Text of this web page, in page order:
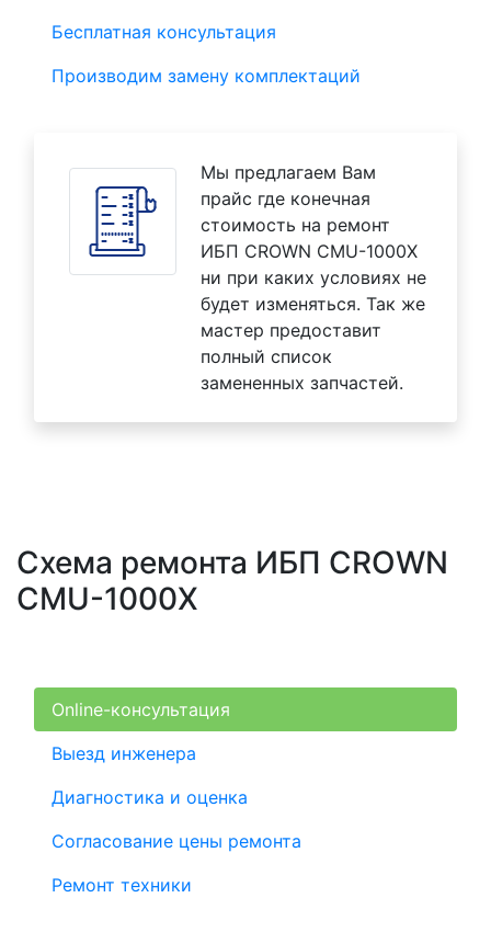
Бесплатная консультация
Производим замену комплектаций
Мы предлагаем Вам
прайс где конечная
стоимость на ремонт
ИБП CROWN CMU-1000X
ни при каких условиях не
будет изменяться. Так же
мастер предоставит
полный список
замененных запчастей.
Схема ремонта ИБП CROWN
CMU-1000X
Online-консультация
Выезд инженера
Диагностика и оценка
Согласование цены ремонта
Ремонт техники